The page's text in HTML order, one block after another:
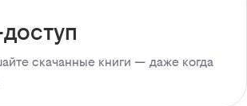
скачанные книги — даже когда